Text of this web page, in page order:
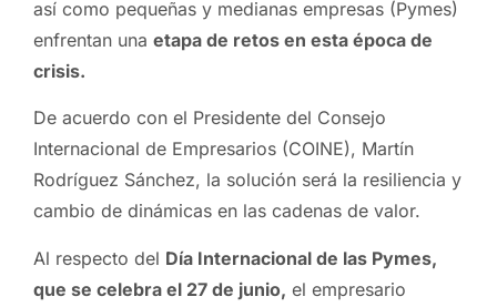
así como pequeñas y medianas empresas (Pymes)
enfrentan una etapa de retos en esta época de
crisis.
De acuerdo con el Presidente del Consejo
Internacional de Empresarios (COINE), Martín
Rodríguez Sánchez, la solución será la resiliencia y
cambio de dinámicas en las cadenas de valor.
Al respecto del Día Internacional de las Pymes,
que se celebra el 27 de junio, el empresario